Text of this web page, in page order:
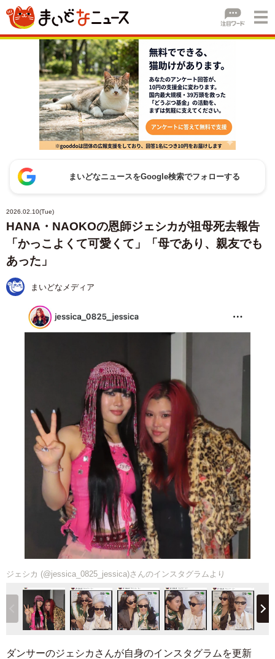
まいどなニュースをGoogle検索でフォローする
2026.02.10(Tue)
HANA・NAOKOの恩師ジェシカが祖母死去報告
「かっこよくて可愛くて」「母であり、親友でも
あった」
まいどなメディア
ジェシカ (@jessica_0825_jessica)さんのインスタグラムより
ダンサーのジェシカさんが自身のインスタグラムを更新